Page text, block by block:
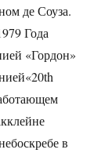
де Соуза.
Года
«Гордон»
в